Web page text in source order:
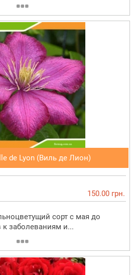
de Lyon (Виль де Лион)
150.00 грн.
сорт с мая до
заболеваниям и...